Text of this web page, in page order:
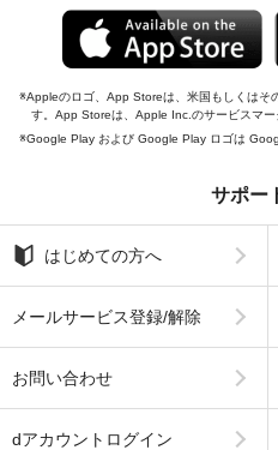
Appleのロゴ、App Storeは、米国もしくはそ
す。App Storeは、Apple Inc.のサービスマー
Google Play および Google Play ロゴは
サポー
はじめての方へ
メールサービス登録/解除
お問い合わせ
dアカウントログイン